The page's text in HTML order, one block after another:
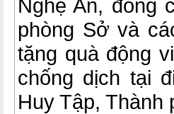
Nghệ An, đồng
phòng Sở và
tặng quà động
chống dịch tại
Huy Tập, Thành